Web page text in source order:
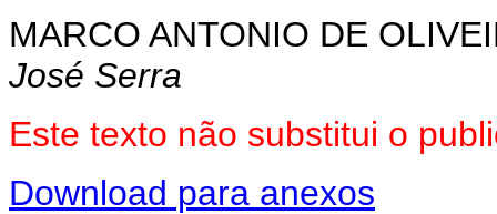
MARCO ANTONIO DE
José Serra
Este texto não substitui o
Download para anexos